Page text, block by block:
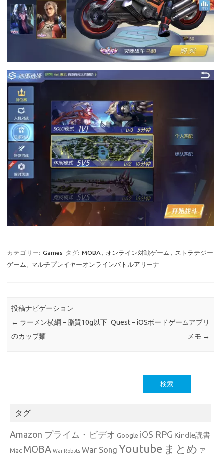
カテゴリー: Games タグ: MOBA , オンライン対戦ゲーム , ストラテジー
ゲーム , マルチプレイヤーオンラインバトルアリーナ
投稿ナビゲーション
← ラーメン横綱 – 脂質10g以下
のカップ麺
Quest – iOSボードゲームアプリ
メモ →
索:
タグ
Amazon プライム・ビデオ Google iOS RPG Kindle読書
Mac MOBA War Robots War Song Youtube まとめ ア